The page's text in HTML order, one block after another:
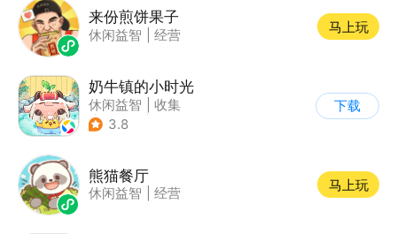
来份煎饼果子
休闲益智 经营
马上玩
奶牛镇的小时光
休闲益智
收集
| 像素风
3.8
下载
熊猫餐厅
休闲益智 经营
马上玩